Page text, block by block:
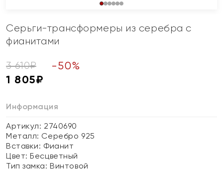
Серьги-трансформеры из серебра с
фианитами
3 610₽ -50%
1 805₽
Информация
Артикул: 2740690
Металл: Серебро 925
Вставки: Фианит
Цвет:Бесцветный
Тип замка:Винтовой